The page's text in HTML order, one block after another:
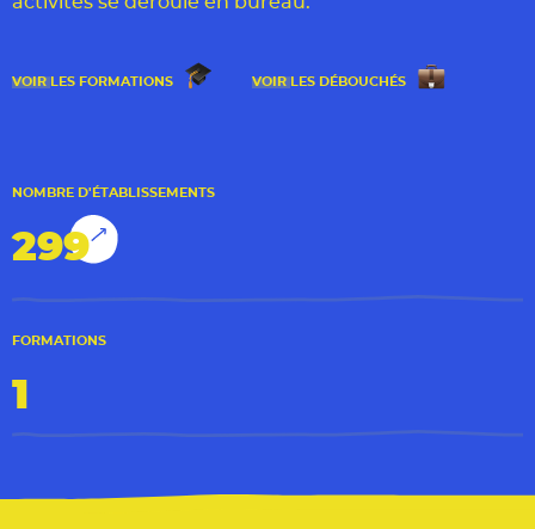
VOIR LES FORMATIONS VOIR LES DÉBOUCHÉS
NOMBRE D'ÉTABLISSEMENTS
299
FORMATIONS
1